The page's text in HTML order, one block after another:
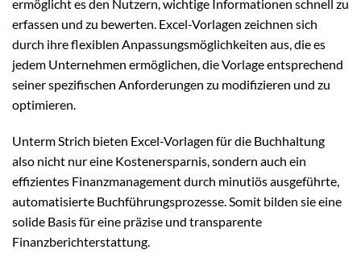
ermöglicht es den Nutzern, wichtige Informationen schnell zu
erfassen und zu bewerten. Excel-Vorlagen zeichnen sich
durch ihre flexiblen Anpassungsmöglichkeiten aus, die es
jedem Unternehmen ermöglichen, die Vorlage entsprechend
seiner spezifischen Anforderungen zu modifizieren und zu
optimieren.
Unterm Strich bieten Excel-Vorlagen für die Buchhaltung
also nicht nur eine Kostenersparnis, sondern auch ein
effizientes Finanzmanagement durch minutiös ausgeführte,
automatisierte Buchführungsprozesse. Somit bilden sie eine
solide Basis für eine präzise und transparente
Finanzberichterstattung.